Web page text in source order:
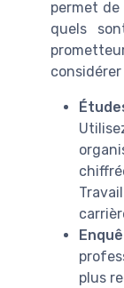
permet
quels
considérer
plus